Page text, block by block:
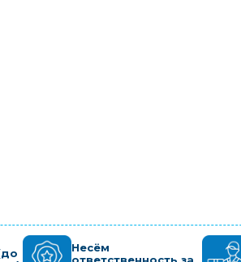
Несём
ответственность за